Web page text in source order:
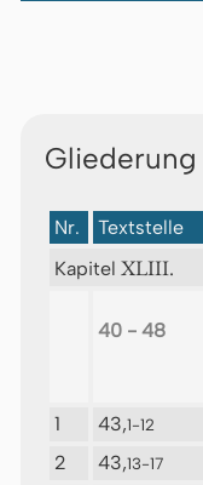
Nr.
Textstelle
Kapitel XLIII.
40 - 48
1 43,1-12
2 43,13-17